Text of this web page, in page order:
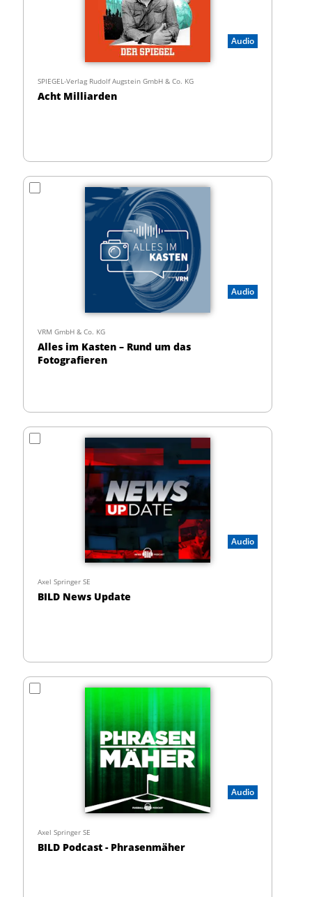
Audio
SPIEGEL-Verlag Rudolf Augstein GmbH & Co. KG
Acht Milliarden
Audio
VRM GmbH & Co. KG
Alles im Kasten – Rund um das
Fotografieren
Audio
Axel Springer SE
BILD News Update
Audio
Axel Springer SE
BILD Podcast - Phrasenmäher